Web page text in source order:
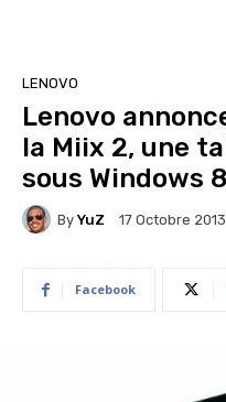
LENOVO
Lenovo
la Miix 2, une
sous Windows
By YuZ 17 Octobre 2013
Facebook